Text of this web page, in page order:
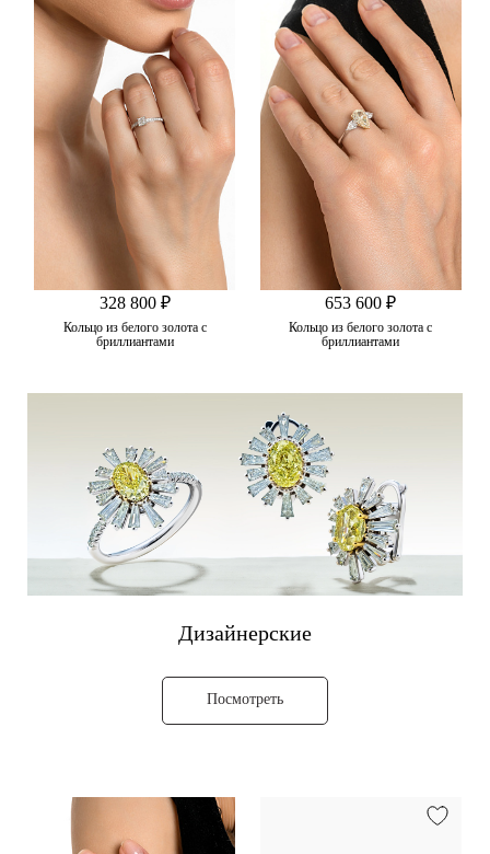
328 800 ₽
Кольцо из белого золота с
бриллиантами
653 600 ₽
Кольцо из белого золота с
бриллиантами
Дизайнерские
Посмотреть